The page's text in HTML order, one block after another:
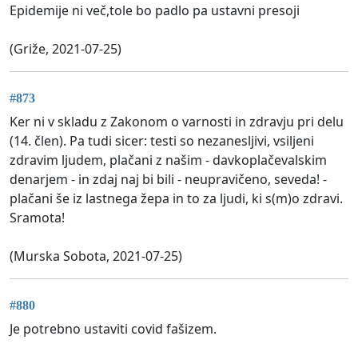
Epidemije ni več,tole bo padlo pa ustavni presoji
(Griže, 2021-07-25)
#873
Ker ni v skladu z Zakonom o varnosti in zdravju pri delu
(14. člen). Pa tudi sicer: testi so nezanesljivi, vsiljeni
zdravim ljudem, plačani z našim - davkoplačevalskim
denarjem - in zdaj naj bi bili - neupravičeno, seveda! -
plačani še iz lastnega žepa in to za ljudi, ki s(m)o zdravi.
Sramota!
(Murska Sobota, 2021-07-25)
#880
Je potrebno ustaviti covid fašizem.